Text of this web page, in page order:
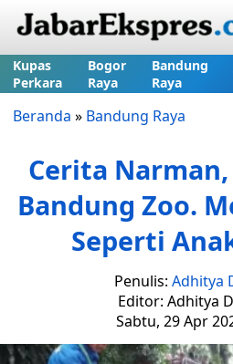
Kupas
Perkara
Bogor
Raya
Bandung
Raya
Beranda » Bandung Raya
Cerita
Bandung Zoo.
Seperti
Penulis: Adhitya
Editor: Adhitya
Sabtu, 29 Apr